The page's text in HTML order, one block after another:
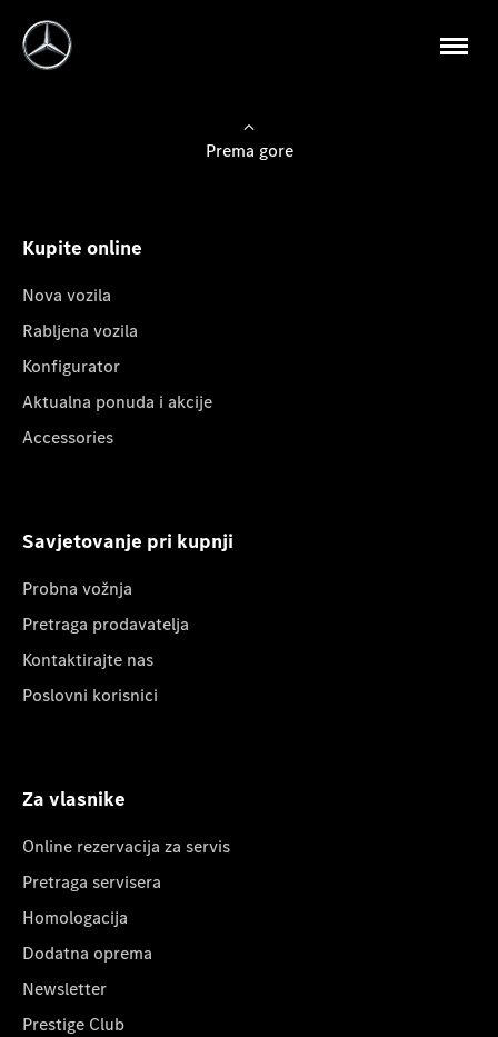
Prema gore
Kupite online
Nova vozila
Rabljena vozila
Konfigurator
Aktualna ponuda i akcije
Accessories
Savjetovanje pri kupnji
Probna vožnja
Pretraga prodavatelja
Kontaktirajte nas
Poslovni korisnici
Za vlasnike
Online rezervacija za servis
Pretraga servisera
Homologacija
Dodatna oprema
Newsletter
Prestige Club